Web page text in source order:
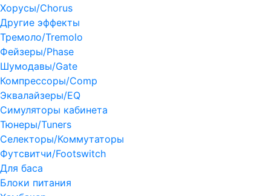
Хорусы/Chorus
Другие эффекты
Тремоло/Tremolo
Фейзеры/Phase
Шумодавы/Gate
Компрессоры/Comp
Эквалайзеры/EQ
Симуляторы кабинета
Тюнеры/Tuners
Селекторы/Коммутаторы
Футсвитчи/Footswitch
Для баса
Блоки питания